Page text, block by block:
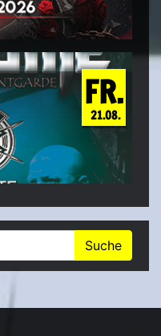
FR.
21.08.